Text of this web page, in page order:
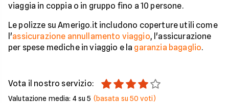
viaggia in coppia o in gruppo fino a 10 persone.
Le polizze su Amerigo.it includono coperture utili come
l'assicurazione annullamento viaggio, l'assicurazione
per spese mediche in viaggio e la garanzia bagaglio.
Vota il nostro servizio:
Valutazione media: 4su 5 (basata su50 voti)